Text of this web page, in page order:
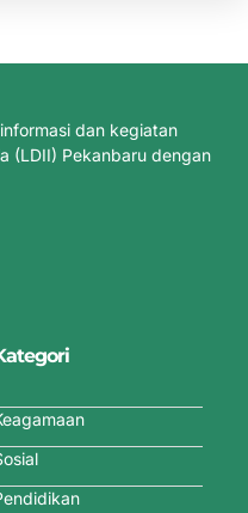
dan kegiatan
(LDII) Pekanbaru dengan